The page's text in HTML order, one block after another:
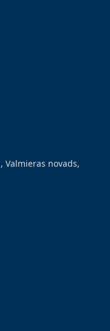
Valmieras novads,